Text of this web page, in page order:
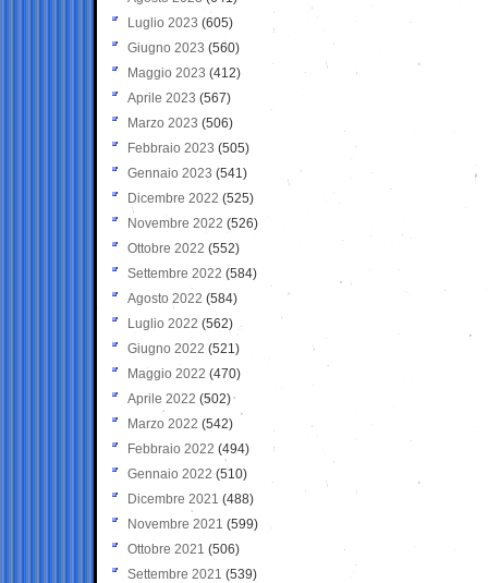
Luglio 2023 (605)
Giugno 2023 (560)
Maggio 2023 (412)
Aprile 2023 (567)
Marzo 2023 (506)
Febbraio 2023 (505)
Gennaio 2023 (541)
Dicembre 2022 (525)
Novembre 2022 (526)
Ottobre 2022 (552)
Settembre 2022 (584)
Agosto 2022 (584)
Luglio 2022 (562)
Giugno 2022 (521)
Maggio 2022 (470)
Aprile 2022 (502)
Marzo 2022 (542)
Febbraio 2022 (494)
Gennaio 2022 (510)
Dicembre 2021 (488)
Novembre 2021 (599)
Ottobre 2021 (506)
Settembre 2021 (539)